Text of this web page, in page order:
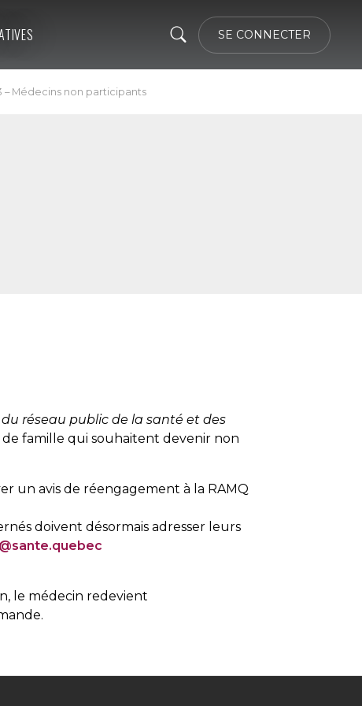
SE CONNECTER
– Médecins non participants
réseau public de la santé et des
de famille qui souhaitent devenir non
un avis de réengagement à la RAMQ
doivent désormais adresser leurs
le médecin redevient